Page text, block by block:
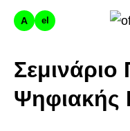
A el
Ψηφιακής